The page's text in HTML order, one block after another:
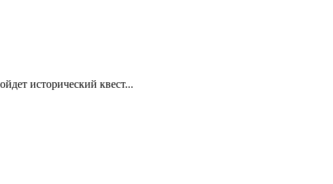
исторический квест...